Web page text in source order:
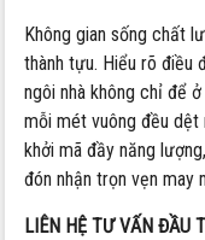
Không gian sống chất
thành tựu. Hiểu rõ điều
ngôi nhà không chỉ để
mỗi mét vuông đều dệt
khởi mã đầy năng
đón nhận trọn vẹn may
LIÊN HỆ TƯ VẤN ĐẦU